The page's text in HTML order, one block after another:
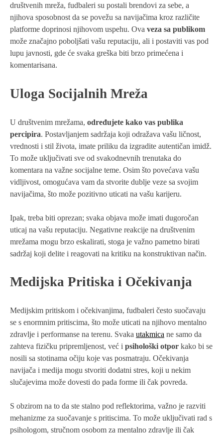
društvenih mreža, fudbaleri su postali brendovi za sebe, a
njihova sposobnost da se povežu sa navijačima kroz različite
platforme doprinosi njihovom uspehu. Ova veza sa publikom
može značajno poboljšati vašu reputaciju, ali i postaviti vas pod
lupu javnosti, gde će svaka greška biti brzo primećena i
komentarisana.
Uloga Socijalnih Mreža
U društvenim mrežama, određujete kako vas publika
percipira. Postavljanjem sadržaja koji odražava vašu ličnost,
vrednosti i stil života, imate priliku da izgradite autentičan imidž.
To može uključivati sve od svakodnevnih trenutaka do
komentara na važne socijalne teme. Osim što povećava vašu
vidljivost, omogućava vam da stvorite dublje veze sa svojim
navijačima, što može pozitivno uticati na vašu karijeru.
Ipak, treba biti oprezan; svaka objava može imati dugoročan
uticaj na vašu reputaciju. Negativne reakcije na društvenim
mrežama mogu brzo eskalirati, stoga je važno pametno birati
sadržaj koji delite i reagovati na kritiku na konstruktivan način.
Medijska Pritiska i Očekivanja
Medijskim pritiskom i očekivanjima, fudbaleri često suočavaju
se s enormnim pritiscima, što može uticati na njihovo mentalno
zdravlje i performanse na terenu. Svaka utakmica ne samo da
zahteva fizičku pripremljenost, već i psihološki otpor kako bi se
nosili sa stotinama očiju koje vas posmatraju. Očekivanja
navijača i medija mogu stvoriti dodatni stres, koji u nekim
slučajevima može dovesti do pada forme ili čak povreda.
S obzirom na to da ste stalno pod reflektorima, važno je razviti
mehanizme za suočavanje s pritiscima. To može uključivati rad s
psihologom, stručnom osobom za mentalno zdravlje ili čak